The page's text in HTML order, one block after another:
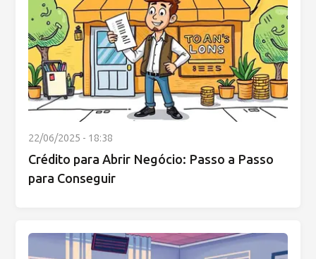
22/06/2025 - 18:38
Crédito para Abrir Negócio: Passo a Passo
para Conseguir